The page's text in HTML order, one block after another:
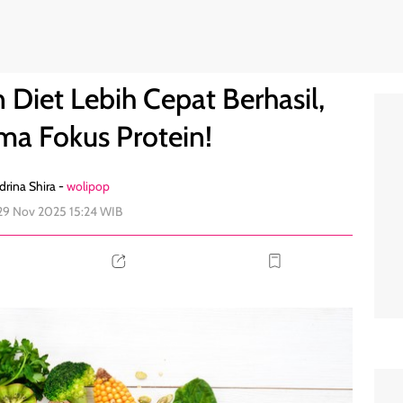
Lebih Cepat Berhasil,
Fokus Protein!
Shira -wolipop
Nov 2025 15:24 WIB